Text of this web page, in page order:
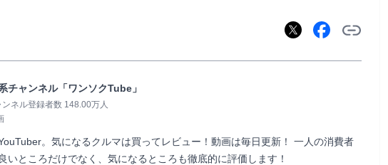
チャンネル「ワンソクTube」
ネル登録者数 148.00万人
。気になるクルマは買ってレビュー！動画は毎日更新！ 一人の消費者
良いところだけでなく、気になるところも徹底的に評価します！